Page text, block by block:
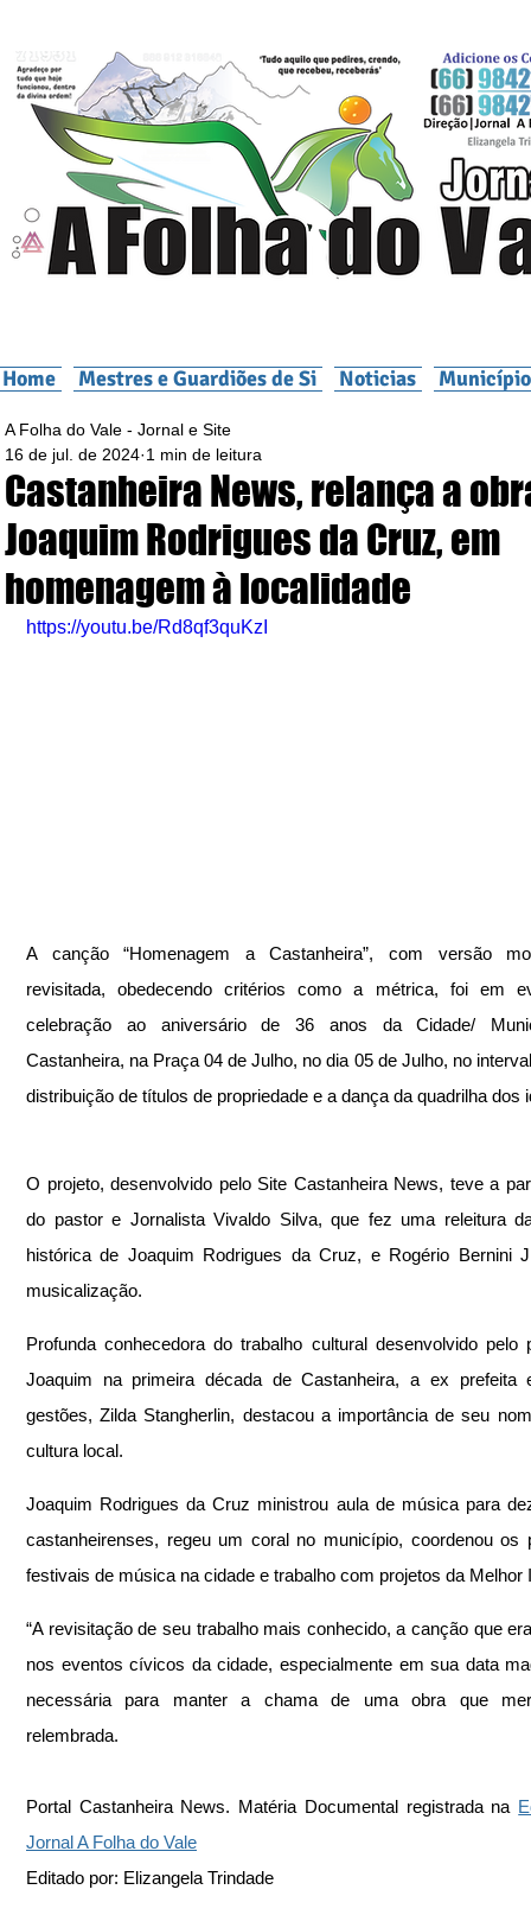
Home Mestres e Guardiões de Si Noticias
Castanheira News, relança a
Joaquim Rodrigues da Cruz, em
homenagem à localidade
A Folha do Vale - Jornal e Site
16 de jul. de 2024 1 min de leitura
https://youtu.be/Rd8qf3quKzI
A canção “Homenagem a Castanheira”, com versão
revisitada, obedecendo critérios como a métrica, foi em
celebração ao aniversário de 36 anos da Cidade/
Castanheira, na Praça 04 de Julho, no dia 05 de Julho, no
distribuição de títulos de propriedade e a dança da quadrilha dos
O projeto, desenvolvido pelo Site Castanheira News, teve a
do pastor e Jornalista Vivaldo Silva, que fez uma releitura
histórica de Joaquim Rodrigues da Cruz, e Rogério Bernini
musicalização.
Profunda conhecedora do trabalho cultural desenvolvido pelo
Joaquim na primeira década de Castanheira, a ex prefeita
gestões, Zilda Stangherlin, destacou a importância de seu
cultura local.
Joaquim Rodrigues da Cruz ministrou aula de música para
castanheirenses, regeu um coral no município, coordenou os
festivais de música na cidade e trabalho com projetos da Melhor
“A revisitação de seu trabalho mais conhecido, a canção que
nos eventos cívicos da cidade, especialmente em sua data
necessária para manter a chama de uma obra que
relembrada.
Portal Castanheira News. Matéria Documental registrada na
Jornal A Folha do Vale
Editado por: Elizangela Trindade